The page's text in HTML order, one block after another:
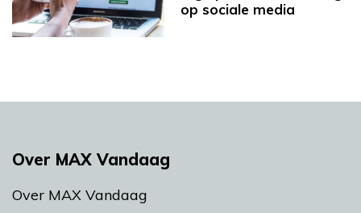
op sociale media
Over MAX Vandaag
Over MAX Vandaag